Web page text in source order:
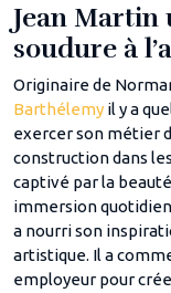
Jean Martin
soudure à
Originaire de
Barthélemy il y a
exercer son métier
construction dans
captivé par la
immersion
a nourri son
artistique. Il a
employeur pour